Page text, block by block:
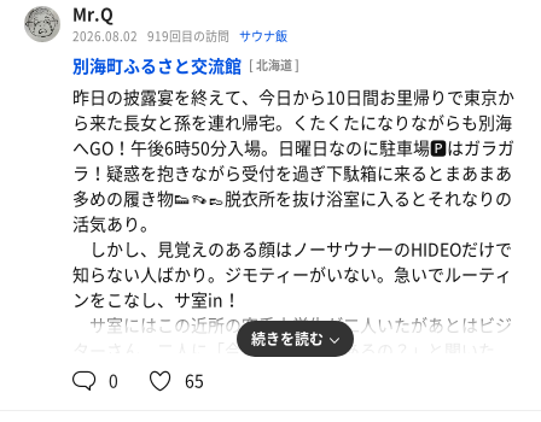
サウナ 11分 13分 12分
水風呂 2分×3
外気浴 5分×3
サ室inすると追っかけグッチーが入って来て談笑。彼は
4セット目。室温は94〜96℃辺りで結構熱い。最近85℃前
後に慣れてしまっているので心地良い。汗💦も良いペース
で噴き出す。惜しむらくはこれにロウリュ出来ればもっと
刺激のあるアチアチが出来そうなのに。
今日は適当に出入りがあって室外から湿気が入って来て
カラカラにはならなかったが、空いてる時は扉🚪が閉っき
りだからただただ乾燥してカラカラになり、呼吸する毎に
喉の奥が渇いてゆく感じになる。
ストーブが壊れない対策をして是非セルフロウリュ導入
していただきたいものだ。
Mr.Q
2026.08.02 919回目の訪問 サウナ飯
別海町ふるさと交流館 [ 北海道 ]
昨日の披露宴を終えて、今日から10日間お里帰りで東京か
ら来た長女と孫を連れ帰宅。くたくたになりながらも別海
へGO！午後6時50分入場。日曜日なのに駐車場🅿️はガラガ
ラ！疑惑を抱きながら受付を過ぎ下駄箱に来るとまあまあ
多めの履き物👟👡👞脱衣所を抜け浴室に入るとそれなりの
活気あり。
しかし、見覚えのある顔はノーサウナーのHIDEOだけで
知らない人ばかり。ジモティーがいない。急いでルーティ
ンをこなし、サ室in！
サ室にはこの近所の空手小学生が二人いたがあとはビジ
ターさん。二人に「今日別海で何かあるの？」と聞いた
ら、「標津で××祭りがあるから雷神Oおじさんはそっち
続きを読む
0 65